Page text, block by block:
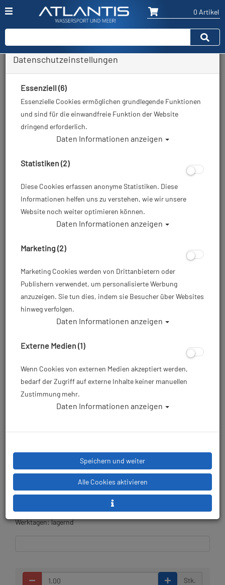
0 Artikel
Zurück
Handgriff
Dieser Artikel ist mit anderen Rabattaktionen nicht
kombinierbar
200,00 €*
Herstellerpreis: 200,00 €
Werktagen: lagernd
Stk.
Datenschutzeinstellungen
Essenziell (6)
Essenzielle Cookies ermöglichen grundlegende Funktionen
und sind für die einwandfreie Funktion der Website
dringend erforderlich.
Daten Informationen anzeigen
Statistiken (2)
Diese Cookies erfassen anonyme Statistiken. Diese
Informationen helfen uns zu verstehen, wie wir unsere
Website noch weiter optimieren können.
Daten Informationen anzeigen
Marketing (2)
Marketing Cookies werden von Drittanbietern oder
Publishern verwendet, um personalisierte Werbung
anzuzeigen. Sie tun dies, indem sie Besucher über Websites
hinweg verfolgen.
Daten Informationen anzeigen
Externe Medien (1)
Wenn Cookies von externen Medien akzeptiert werden,
bedarf der Zugriff auf externe Inhalte keiner manuellen
Zustimmung mehr.
Daten Informationen anzeigen
Speichern und weiter
Alle Cookies aktivieren